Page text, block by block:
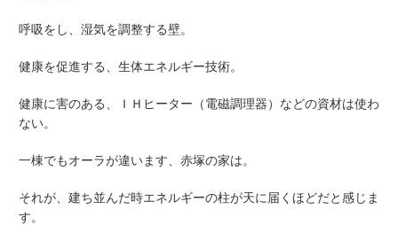
呼吸をし、湿気を調整する壁。
健康を促進する、生体エネルギー技術。
健康に害のある、ＩＨヒーター（電磁調理器）などの資材は使わ
ない。
一棟でもオーラが違います、赤塚の家は。
それが、建ち並んだ時エネルギーの柱が天に届くほどだと感じま
す。